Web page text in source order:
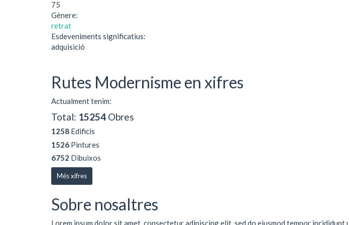
75
Gènere:
retrat
Esdeveniments significatius:
adquisició
Rutes Modernisme en xifres
Actualment tenim:
Total: 15254 Obres
1258 Edificis
1526 Pintures
6752 Dibuixos
Més xifres
Sobre nosaltres
Lorem ipsum dolor sit amet, consectetur adipiscing elit, sed do eiusmod tempor